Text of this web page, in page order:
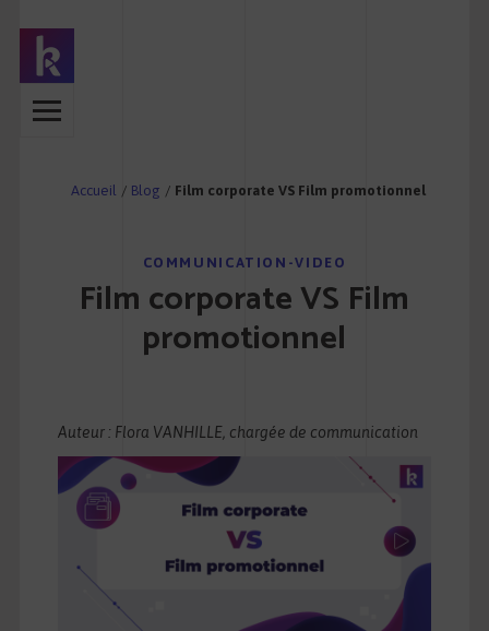
Accueil / Blog / Film corporate VS Film promotionnel
COMMUNICATION-VIDEO
Film corporate VS Film
promotionnel
Auteur : Flora VANHILLE, chargée de communication